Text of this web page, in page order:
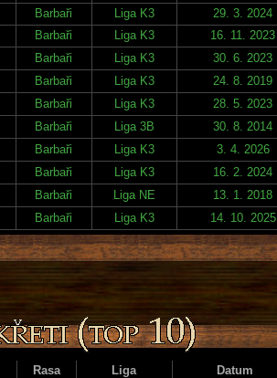
Barbaři Liga K3 29. 3. 2024
Barbaři Liga K3 16. 11. 2023
Barbaři Liga K3 30. 6. 2023
Barbaři Liga K3
24. 8. 2019
Barbaři Liga K3 28. 5. 2023
Barbaři Liga 3B 30. 8. 2014
Barbaři Liga K3 3. 4. 2026
Barbaři Liga K3 16. 2. 2024
Barbaři Liga NE 13. 1. 2018
Barbaři Liga K3 14. 10. 2025
Rasa Liga Datum